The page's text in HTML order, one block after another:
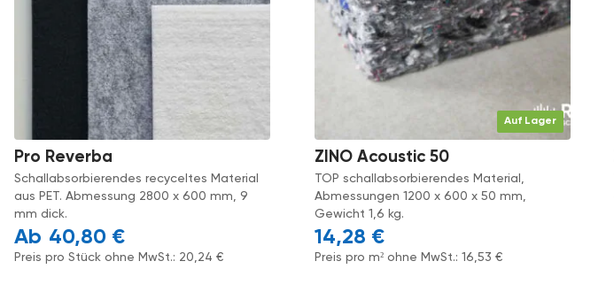
Pro Reverba
Schallabsorbierendes recyceltes Material
aus PET. Abmessung 2800 x 600 mm, 9
mm dick.
40,80 €
Preis pro Stück ohne MwSt.: 20,24 €
Auf Lager
ZINO Acoustic 50
TOP schallabsorbierendes Material,
Abmessungen 1200 x 600 x 50 mm,
Gewicht 1,6 kg.
14,28 €
Preis pro m² ohne MwSt.:16,53€